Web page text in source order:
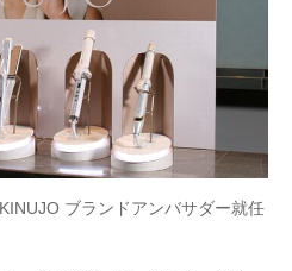
ブランドアンバサダー就任